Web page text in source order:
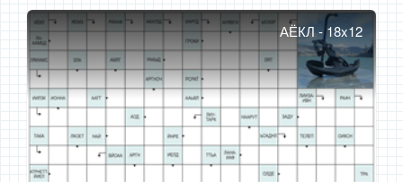
АЁКЛ - 18x12